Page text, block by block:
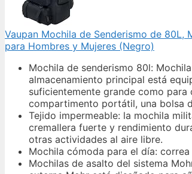
Vaupan Mochila de Senderismo de 80L,
para Hombres y Mujeres (Negro)
Mochila de senderismo 80l:
almacenamiento principal está
suficientemente grande como
compartimento portátil, una bolsa
Tejido impermeable: la mochila
cremallera fuerte y rendimiento
otras actividades al aire libre.
Mochila cómoda para el día:
Mochilas de asalto del sistema